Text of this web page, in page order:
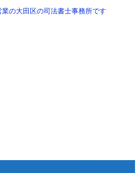
の大田区の司法書士事務所です